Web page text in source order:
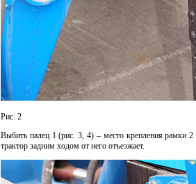
Рис. 2
Выбить палец 1 (рис. 3, 4) – место крепления рамки
трактор задним ходом от него отъезжает.